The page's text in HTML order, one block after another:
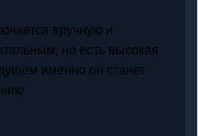
вручную и
но есть высокая
именно он станет